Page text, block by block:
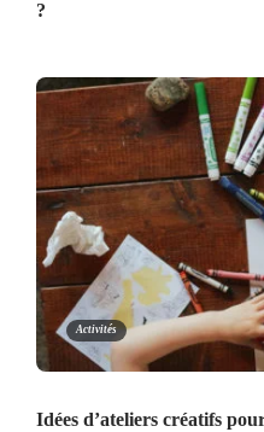
?
Activités
Idées d’ateliers créatifs